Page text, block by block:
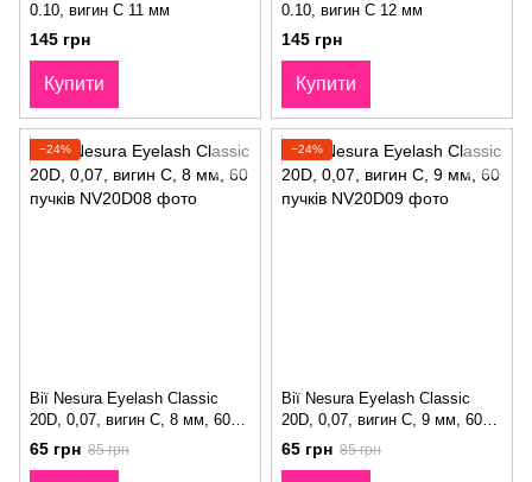
0.10, вигин С 11 мм
145 грн
Купити
0.10, вигин С 12 мм
145 грн
Купити
−24%
Вії Nesura Eyelash Classic
20D, 0,07, вигин C, 8 мм, 60
пучків
65 грн 85 грн
−24%
Вії Nesura Eyelash Classic
20D, 0,07, вигин C, 9 мм, 60
пучків
65 грн 85 грн